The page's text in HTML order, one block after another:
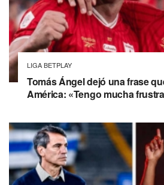
LIGA BETPLAY
Tomás Ángel dejó una frase
América: «Tengo mucha